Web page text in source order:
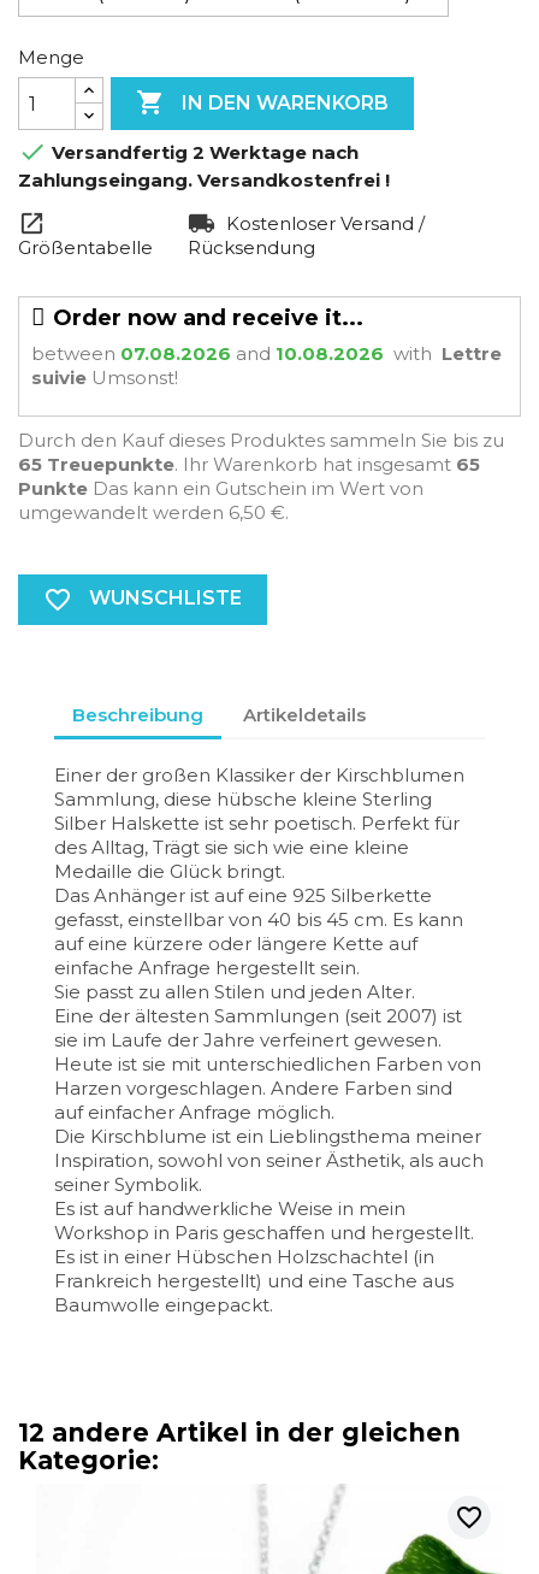
Menge
 IN DEN WARENKORB
 Versandfertig 2 Werktage nach
Zahlungseingang. Versandkostenfrei !
Größentabelle
Kostenloser Versand /
Rücksendung
Order now and receive it...
between 07.08.2026 and 10.08.2026 with Lettre
suivie Umsonst!
Durch den Kauf dieses Produktes sammeln Sie bis zu
65 Treuepunkte. Ihr Warenkorb hat insgesamt 65
Punkte Das kann ein Gutschein im Wert von
umgewandelt werden 6,50 €.
favorite_border WUNSCHLISTE
Beschreibung Artikeldetails
Einer der großen Klassiker der Kirschblumen
Sammlung, diese hübsche kleine Sterling
Silber Halskette ist sehr poetisch. Perfekt für
des Alltag, Trägt sie sich wie eine kleine
Medaille die Glück bringt.
Das Anhänger ist auf eine 925 Silberkette
gefasst, einstellbar von 40 bis 45 cm. Es kann
auf eine kürzere oder längere Kette auf
einfache Anfrage hergestellt sein.
Sie passt zu allen Stilen und jeden Alter.
Eine der ältesten Sammlungen (seit 2007) ist
sie im Laufe der Jahre verfeinert gewesen.
Heute ist sie mit unterschiedlichen Farben von
Harzen vorgeschlagen. Andere Farben sind
auf einfacher Anfrage möglich.
Die Kirschblume ist ein Lieblingsthema meiner
Inspiration, sowohl von seiner Ästhetik, als auch
seiner Symbolik.
Es ist auf handwerkliche Weise in mein
Workshop in Paris geschaffen und hergestellt.
Es ist in einer Hübschen Holzschachtel (in
Frankreich hergestellt) und eine Tasche aus
Baumwolle eingepackt.
12 andere Artikel in der gleichen
Kategorie:
favorite_border